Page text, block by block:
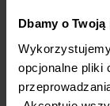
Dbamy o
opcjonalne pliki